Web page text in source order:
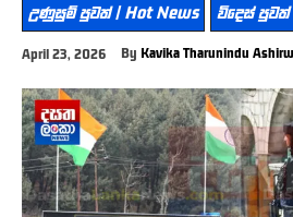
උණුසුම් පුවත් | Hot News විදෙස්
April 23, 2026 By Kavika Tharunindu